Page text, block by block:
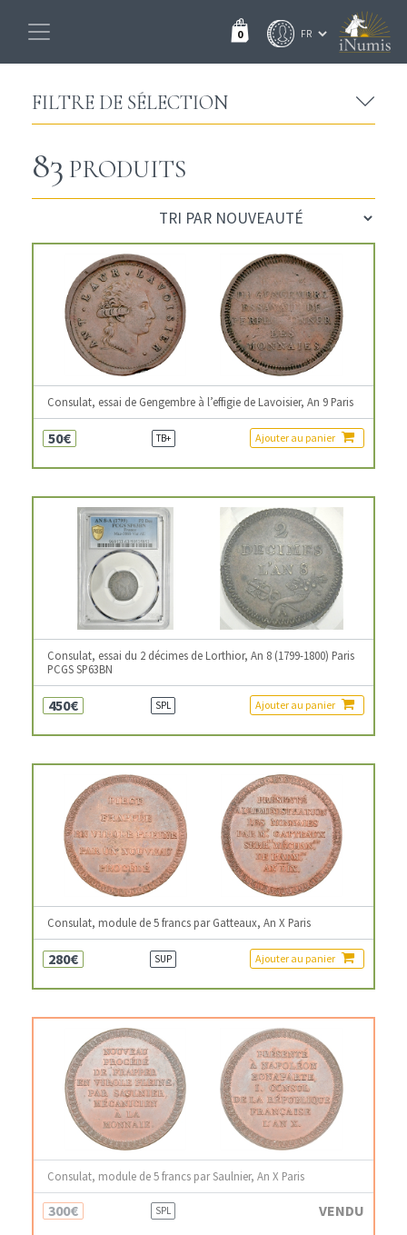
0
FILTRE DE SÉLECTION
83 PRODUITS
Consulat, essai de Gengembre à l’effigie de Lavoisier, An 9 Paris
50€ TB+ Ajouter au panier
Consulat, essai du 2 décimes de Lorthior, An 8 (1799-1800) Paris
PCGS SP63BN
450€ SPL Ajouter au panier
Consulat, module de 5 francs par Gatteaux, An X Paris
280€ SUP Ajouter au panier
Consulat, module de 5 francs par Saulnier, An X Paris
300€ SPL VENDU